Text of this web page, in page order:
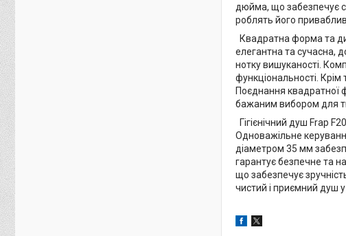
дюйма, що забезпечує
роблять його
Квадратна форма та
елегантна та сучасна,
нотку вишуканості.
функціональності. Крім
Поєднання квадратної
бажаним вибором для
Гігієнічний душ Frap
Одноважільне
діаметром 35 мм
гарантує безпечне та
що забезпечує
чистий і приємний душ у